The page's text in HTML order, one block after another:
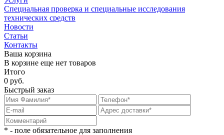
Специальная проверка и специальные исследования
технических средств
Новости
Статьи
Контакты
Ваша корзина
В корзине еще нет товаров
Итого
0 руб.
Быстрый заказ
* - поле обязательное для заполнения